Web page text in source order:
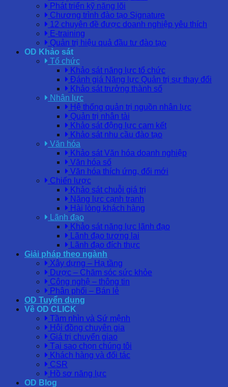
Phát triển kỹ năng lõi
Chương trình đào tạo Signature
12 chuyên đề được doanh nghiệp yêu thích
E-training
Quản trị hiệu quả đầu tư đào tạo
OD Khảo sát
Tổ chức
Khảo sát năng lực tổ chức
Đánh giá Năng lực Quản trị sự thay đổi
Khảo sát trưởng thành số
Nhân lực
Hệ thống quản trị nguồn nhân lực
Quản trị nhân tài
Khảo sát động lực cam kết
Khảo sát nhu cầu đào tạo
Văn hóa
Khảo sát Văn hóa doanh nghiệp
Văn hóa số
Văn hóa thích ứng, đổi mới
Chiến lược
Khảo sát chuỗi giá trị
Năng lực cạnh tranh
Hài lòng khách hàng
Lãnh đạo
Khảo sát năng lực lãnh đạo
Lãnh đạo tương lai
Lãnh đạo đích thực
Giải pháp theo ngành
Xây dựng – Hạ tầng
Dược – Chăm sóc sức khỏe
Công nghệ – thông tin
Phân phối – Bán lẻ
OD Tuyển dụng
Về OD CLICK
Tầm nhìn và Sứ mệnh
Hội đồng chuyên gia
Giá trị chuyển giao
Tại sao chọn chúng tôi
Khách hàng và đối tác
CSR
Hồ sơ năng lực
OD Blog